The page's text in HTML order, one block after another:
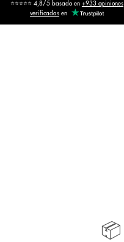
⭐⭐⭐⭐⭐ 4,8/5 basado en +933 opiniones
verificadas en
📦